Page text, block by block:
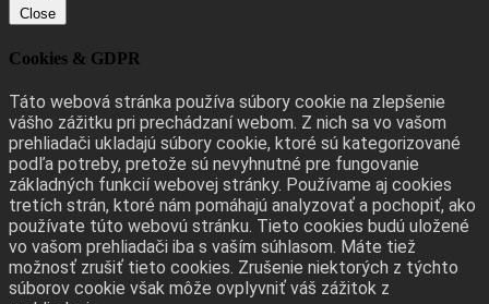
Close
Cookies & GDPR
Táto webová stránka používa súbory cookie na zlepšenie
vášho zážitku pri prechádzaní webom. Z nich sa vo vašom
prehliadači ukladajú súbory cookie, ktoré sú kategorizované
podľa potreby, pretože sú nevyhnutné pre fungovanie
základných funkcií webovej stránky. Používame aj cookies
tretích strán, ktoré nám pomáhajú analyzovať a pochopiť, ako
používate túto webovú stránku. Tieto cookies budú uložené
vo vašom prehliadači iba s vaším súhlasom. Máte tiež
možnosť zrušiť tieto cookies. Zrušenie niektorých z týchto
súborov cookie však môže ovplyvniť váš zážitok z